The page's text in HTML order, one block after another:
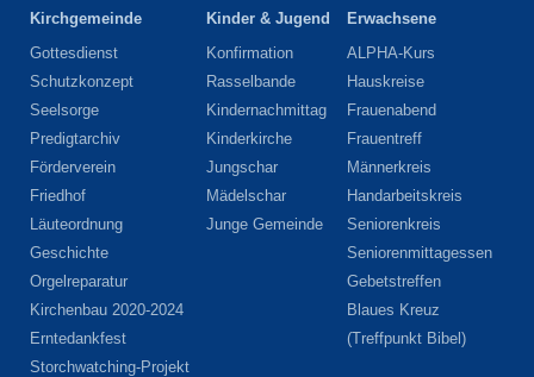
Kirchgemeinde
Gottesdienst
Schutzkonzept
Seelsorge
Predigtarchiv
Förderverein
Friedhof
Läuteordnung
Geschichte
Orgelreparatur
Kirchenbau 2020-2024
Erntedankfest
Storchwatching-Projekt
Kinder & Jugend
Konfirmation
Rasselbande
Kindernachmittag
Kinderkirche
Jungschar
Mädelschar
Junge Gemeinde
Erwachsene
ALPHA-Kurs
Hauskreise
Frauenabend
Frauentreff
Männerkreis
Handarbeitskreis
Seniorenkreis
Seniorenmittagessen
Gebetstreffen
Blaues Kreuz
(Treffpunkt Bibel)